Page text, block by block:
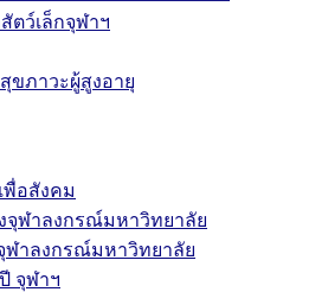
ตว์เล็กจุฬาฯ
ขภาวะผู้สูงอายุ
พื่อสังคม
จุฬาลงกรณ์มหาวิทยาลัย
ฬาลงกรณ์มหาวิทยาลัย
จุฬาฯ